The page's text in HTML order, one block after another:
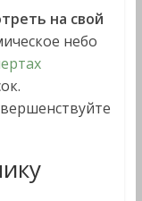
на свой
небо